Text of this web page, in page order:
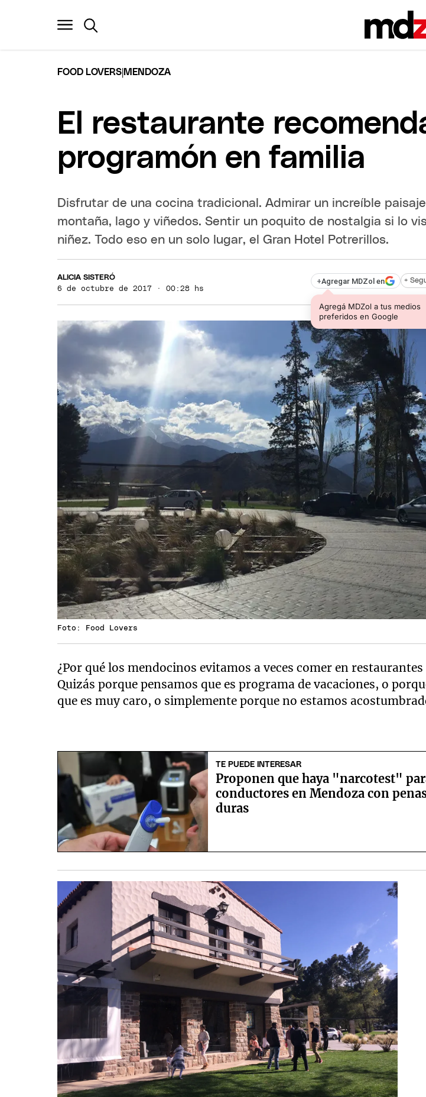
FOOD LOVERS MENDOZA
El restaurante
programón en familia
Disfrutar de una cocina tradicional. Admirar un increíble
montaña, lago y viñedos. Sentir un poquito de nostalgia si lo
niñez. Todo eso en un solo lugar, el Gran Hotel Potrerillos.
ALICIA SISTERÓ
6 de octubre de 2017 · 00:28 hs
+Agregar MDZol en
Agregá MDZol a tus medios
preferidos en Google
+
Foto: Food Lovers
¿Por qué los mendocinos evitamos a veces comer en restaurantes
Quizás porque pensamos que es programa de vacaciones, o
que es muy caro, o simplemente porque no estamos
TE PUEDE INTERESAR
Proponen que haya "narcotest"
conductores en Mendoza con
duras